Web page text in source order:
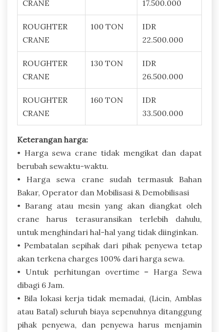
CRANE
17.500.000
ROUGHTER
CRANE
100 TON
IDR
22.500.000
ROUGHTER
CRANE
130 TON
IDR
26.500.000
ROUGHTER
CRANE
160 TON
IDR
33.500.000
Keterangan harga:
• Harga sewa crane tidak mengikat dan dapat
berubah sewaktu-waktu.
• Harga sewa crane sudah termasuk Bahan
Bakar, Operator dan Mobilisasi & Demobilisasi
• Barang atau mesin yang akan diangkat oleh
crane harus terasuransikan terlebih dahulu,
untuk menghindari hal-hal yang tidak diinginkan.
• Pembatalan sepihak dari pihak penyewa tetap
akan terkena charges 100% dari harga sewa.
• Untuk perhitungan overtime = Harga Sewa
dibagi 6 Jam.
• Bila lokasi kerja tidak memadai, (Licin, Amblas
atau Batal) seluruh biaya sepenuhnya ditanggung
pihak penyewa, dan penyewa harus menjamin